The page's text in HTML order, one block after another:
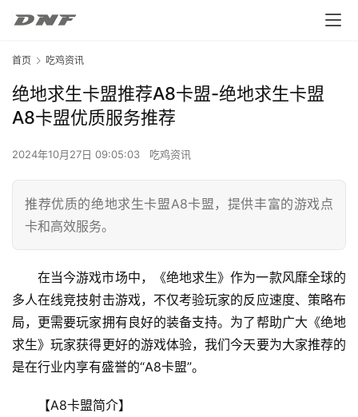
首页 吃鸡资讯
绝地求生卡盟推荐A8卡盟-绝地求生卡盟
A8卡盟优质服务推荐
2024年10月27日 09:05:03 吃鸡资讯
推荐优质的绝地求生卡盟A8卡盟，提供丰富的游戏点
卡和高效服务。
在当今游戏市场中，《绝地求生》作为一款风靡全球的
多人在线竞技射击游戏，不仅考验玩家的反应速度、策略布
局，更需要玩家拥有良好的装备支持。为了帮助广大《绝地
求生》玩家获得更好的游戏体验，我们今天要为大家推荐的
是在行业内享有盛誉的“A8卡盟”。
【A8卡盟简介】